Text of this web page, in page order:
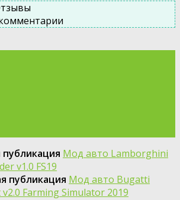
Мод авто Lamborghini
v1.0 FS19
публикация Мод авто Bugatti
Farming Simulator 2019